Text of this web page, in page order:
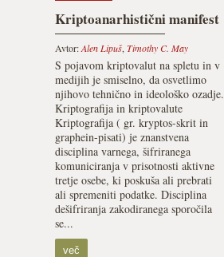
Kriptoanarhistični manifest
Avtor:Alen Lipuš, Timothy C. May
S pojavom kriptovalut na spletu in v
medijih je smiselno, da osvetlimo
njihovo tehnično in ideološko ozadje.
Kriptografija in kriptovalute
Kriptografija ( gr. kryptos-skrit in
graphein-pisati) je znanstvena
disciplina varnega, šifriranega
komuniciranja v prisotnosti aktivne
tretje osebe, ki poskuša ali prebrati
ali spremeniti podatke. Disciplina
dešifriranja zakodiranega sporočila
se...
več